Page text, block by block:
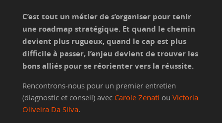
C’est tout un métier de s’organiser pour tenir
une roadmap stratégique. Et quand le chemin
devient plus rugueux, quand le cap est plus
difficile à passer, l’enjeu devient de trouver les
bons alliés pour se réorienter vers la réussite.
Rencontrons-nous pour un premier entretien
(diagnostic et conseil) avec Carole Zenati ou Victoria
Oliveira Da Silva.